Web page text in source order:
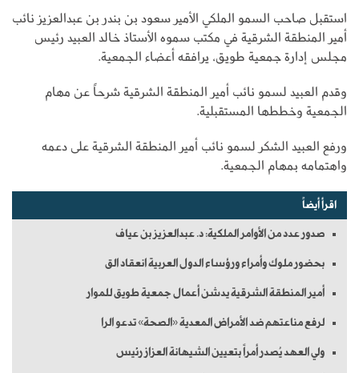
استقبل صاحب السمو الملكي الأمير سعود بن بندر بن عبدالعزيز نائب
أمير المنطقة الشرقية في مكتب سموه الأستاذ خالد العبيد رئيس
مجلس إدارة جمعية طويق، يرافقه أعضاء الجمعية.
وقدم العبيد لسمو نائب أمير المنطقة الشرقية شرحاً عن مهام
الجمعية وخططها المستقبلية.
ورفع العبيد الشكر لسمو نائب أمير المنطقة الشرقية على دعمه
واهتمامه بمهام الجمعية.
اقرأ أيضاً
صدور عدد من الأوامر الملكية: د. عبدالعزيز بن عياف
بحضور ملوك وأمراء ورؤساء الدول العربية انعقاد الق
أمير المنطقة الشرقية يدشن أعمال جمعية طويق للموار
لرفع مناعتهم ضد الأمراض المعدية «الصحة» تدعو الرا
ولي العهد يُصدر أمراً بتعيين الشيهانة العزاز رئيس